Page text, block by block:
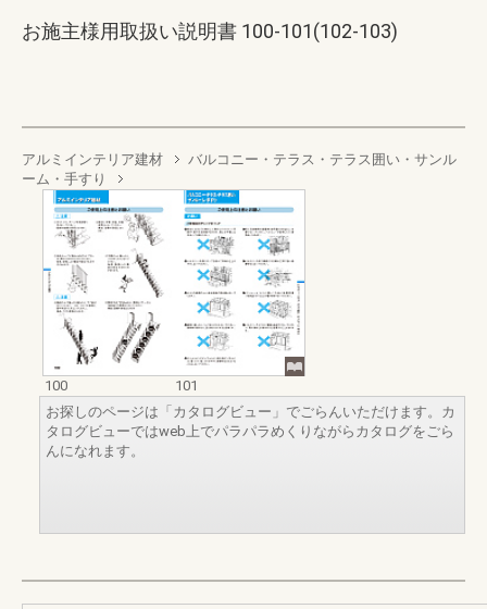
お施主様用取扱い説明書 100-101(102-103)
アルミインテリア建材
バルコニー・テラス・テラス囲い・サンル
ーム・手すり
100
101
お探しのページは「カタログビュー」でごらんいただけます。カ
タログビューではweb上でパラパラめくりながらカタログをごら
んになれます。